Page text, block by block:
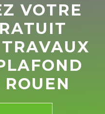
VOTRE